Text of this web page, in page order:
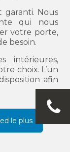
garanti. Nous
qui nous
votre porte,
besoin.
intérieures,
choix. L’un
afin
le plus